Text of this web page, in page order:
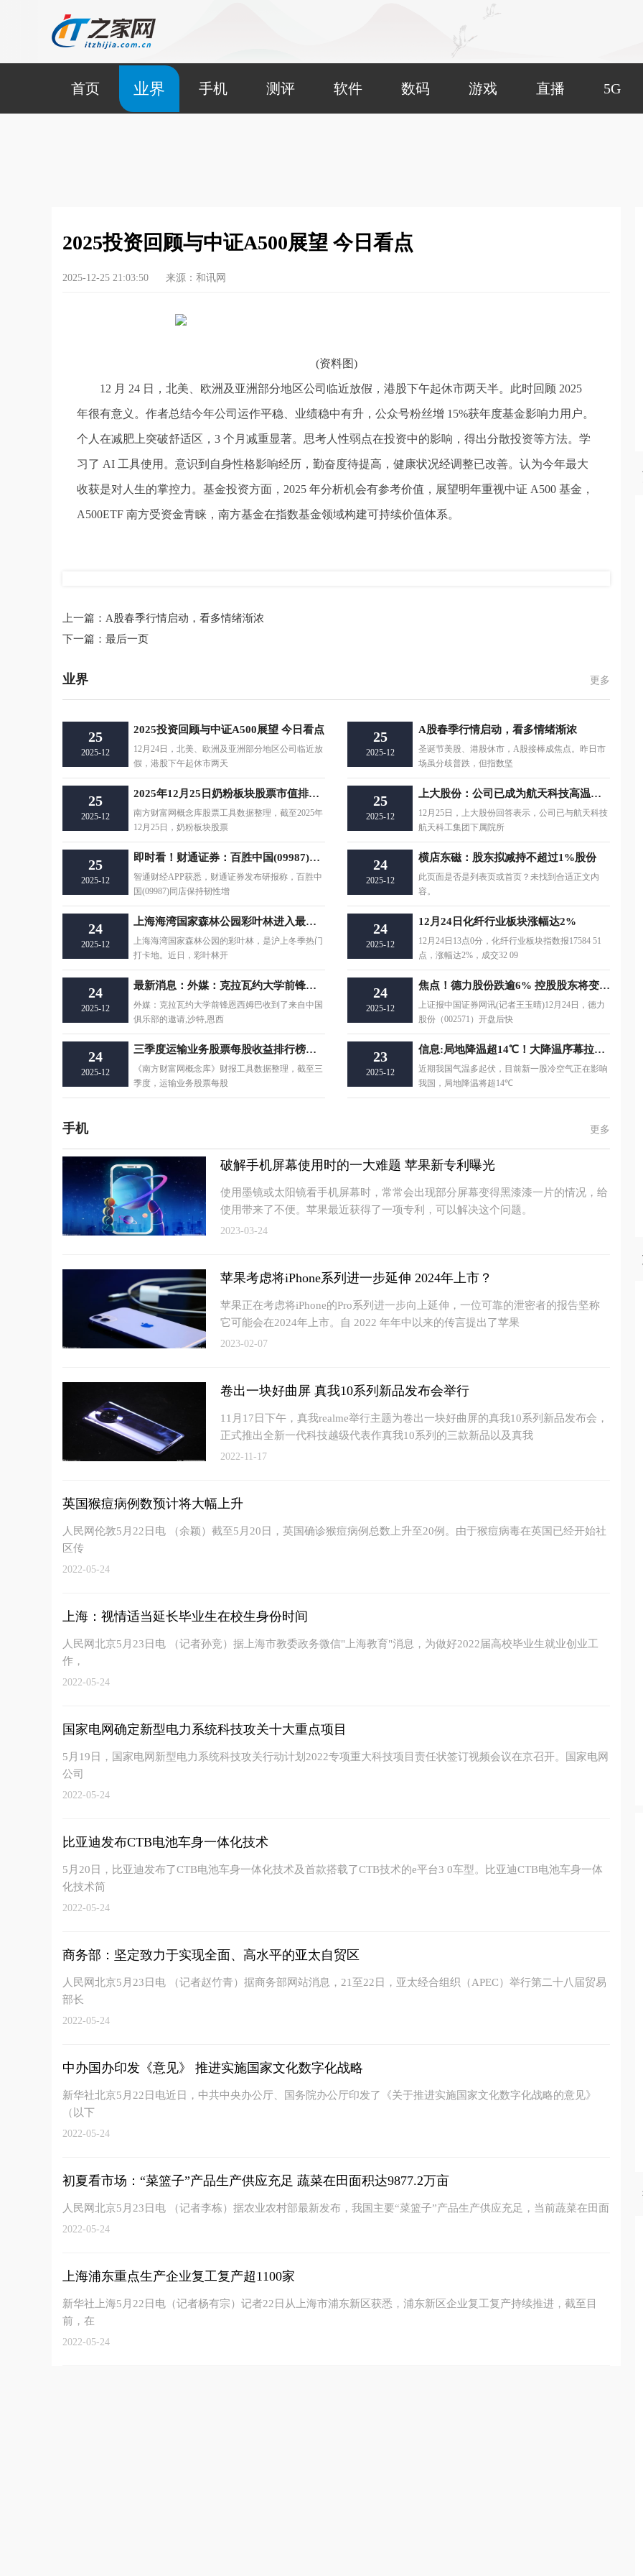
首页 业界 手机 测评 软件 数码 游戏 直播 5G
2025投资回顾与中证A500展望 今日看点
2025-12-25 21:03:50 来源：和讯网
(资料图)
12 月 24 日，北美、欧洲及亚洲部分地区公司临近放假，港股下午起休市两天半。此时回顾 2025
年很有意义。作者总结今年公司运作平稳、业绩稳中有升，公众号粉丝增 15%获年度基金影响力用户。
个人在减肥上突破舒适区，3 个月减重显著。思考人性弱点在投资中的影响，得出分散投资等方法。学
习了 AI 工具使用。意识到自身性格影响经历，勤奋度待提高，健康状况经调整已改善。认为今年最大
收获是对人生的掌控力。基金投资方面，2025 年分析机会有参考价值，展望明年重视中证 A500 基金，
A500ETF 南方受资金青睐，南方基金在指数基金领域构建可持续价值体系。
上一篇： A股春季行情启动，看多情绪渐浓
下一篇： 最后一页
业界 更多
25
2025-12
2025投资回顾与中证A500展望 今日看点
12月24日，北美、欧洲及亚洲部分地区公司临近放
假，港股下午起休市两天
25
2025-12
A股春季行情启动，看多情绪渐浓
圣诞节美股、港股休市，A股接棒成焦点。昨日市
场虽分歧普跌，但指数坚
25
2025-12
2025年12月25日奶粉板块股票市值排行榜前十名
南方财富网概念库股票工具数据整理，截至2025年
12月25日，奶粉板块股票
25
2025-12
上大股份：公司已成为航天科技高温合金的合格供应商
12月25日，上大股份回答表示，公司已与航天科技
航天科工集团下属院所
25
2025-12
即时看！财通证券：百胜中国(09987)公布RGM3.0战略 维持“增持”评级
智通财经APP获悉，财通证券发布研报称，百胜中
国(09987)同店保持韧性增
24
2025-12
横店东磁：股东拟减持不超过1%股份
此页面是否是列表页或首页？未找到合适正文内
容。
24
2025-12
上海海湾国家森林公园彩叶林进入最佳观赏期
上海海湾国家森林公园的彩叶林，是沪上冬季热门
打卡地。近日，彩叶林开
24
2025-12
12月24日化纤行业板块涨幅达2%
12月24日13点0分，化纤行业板块指数报17584 51
点，涨幅达2%，成交32 09
24
2025-12
最新消息：外媒：克拉瓦约大学前锋恩西姆巴收到了来自中国俱乐部的邀请
外媒：克拉瓦约大学前锋恩西姆巴收到了来自中国
俱乐部的邀请,沙特,恩西
24
2025-12
焦点！德力股份跌逾6% 控股股东将变更为翼元航空
上证报中国证券网讯(记者王玉晴)12月24日，德力
股份（002571）开盘后快
24
2025-12
三季度运输业务股票每股收益排行榜，密尔克卫上榜
《南方财富网概念库》财报工具数据整理，截至三
季度，运输业务股票每股
23
2025-12
信息:局地降温超14℃！大降温序幕拉开 气温又将大范围创新低
近期我国气温多起伏，目前新一股冷空气正在影响
我国，局地降温将超14℃
手机 更多
破解手机屏幕使用时的一大难题 苹果新专利曝光
使用墨镜或太阳镜看手机屏幕时，常常会出现部分屏幕变得黑漆漆一片的情况，给
使用带来了不便。苹果最近获得了一项专利，可以解决这个问题。
2023-03-24
苹果考虑将iPhone系列进一步延伸 2024年上市？
苹果正在考虑将iPhone的Pro系列进一步向上延伸，一位可靠的泄密者的报告坚称
它可能会在2024年上市。自 2022 年年中以来的传言提出了苹果
2023-02-07
卷出一块好曲屏 真我10系列新品发布会举行
11月17日下午，真我realme举行主题为卷出一块好曲屏的真我10系列新品发布会，
正式推出全新一代科技越级代表作真我10系列的三款新品以及真我
2022-11-17
英国猴痘病例数预计将大幅上升
人民网伦敦5月22日电 （余颖）截至5月20日，英国确诊猴痘病例总数上升至20例。由于猴痘病毒在英国已经开始社
区传
2022-05-24
上海：视情适当延长毕业生在校生身份时间
人民网北京5月23日电 （记者孙竞）据上海市教委政务微信"上海教育"消息，为做好2022届高校毕业生就业创业工
作，
2022-05-24
国家电网确定新型电力系统科技攻关十大重点项目
5月19日，国家电网新型电力系统科技攻关行动计划2022专项重大科技项目责任状签订视频会议在京召开。国家电网
公司
2022-05-24
比亚迪发布CTB电池车身一体化技术
5月20日，比亚迪发布了CTB电池车身一体化技术及首款搭载了CTB技术的e平台3 0车型。比亚迪CTB电池车身一体
化技术简
2022-05-24
商务部：坚定致力于实现全面、高水平的亚太自贸区
人民网北京5月23日电 （记者赵竹青）据商务部网站消息，21至22日，亚太经合组织（APEC）举行第二十八届贸易
部长
2022-05-24
中办国办印发《意见》 推进实施国家文化数字化战略
新华社北京5月22日电近日，中共中央办公厅、国务院办公厅印发了《关于推进实施国家文化数字化战略的意见》
（以下
2022-05-24
初夏看市场：“菜篮子”产品生产供应充足 蔬菜在田面积达9877.2万亩
人民网北京5月23日电 （记者李栋）据农业农村部最新发布，我国主要“菜篮子”产品生产供应充足，当前蔬菜在田面
2022-05-24
上海浦东重点生产企业复工复产超1100家
新华社上海5月22日电（记者杨有宗）记者22日从上海市浦东新区获悉，浦东新区企业复工复产持续推进，截至目
前，在
2022-05-24